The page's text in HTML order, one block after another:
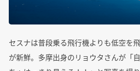
セスナは普段乗る飛行機よりも低空を
が新鮮。多摩出身のリョウタさんが「